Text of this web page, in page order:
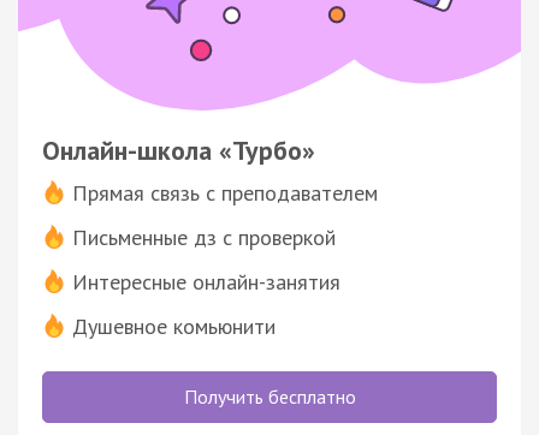
Онлайн-школа «Турбо»
Прямая связь с преподавателем
Письменные дз с проверкой
Интересные онлайн-занятия
Душевное комьюнити
Получить бесплатно